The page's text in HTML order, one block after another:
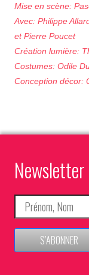
Mise en scène:
Avec: Philippe
et Pierre Poucet
Création lumière:
Costumes: Odile
Conception décor:
Newsletter
S’ABONNER